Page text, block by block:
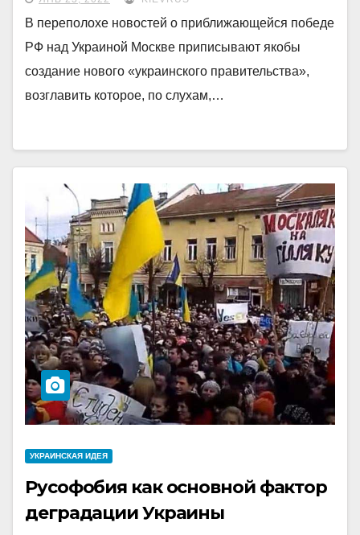
В переполохе новостей о приближающейся победе
РФ над Украиной Москве приписывают якобы
создание нового «украинского правительства»,
возглавить которое, по слухам,…
УКРАИНCКАЯ ИДЕЯ
Русофобия как основной фактор
деградации Украины